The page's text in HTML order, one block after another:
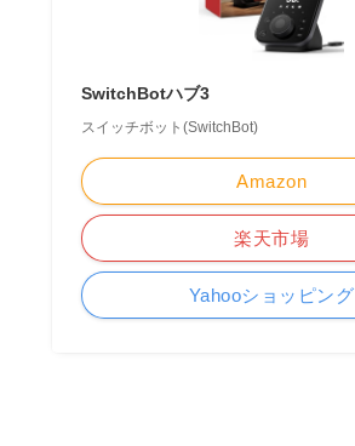
SwitchBotハブ3
スイッチボット(SwitchBot)
Amazon
楽天市場
Yahooショッピング